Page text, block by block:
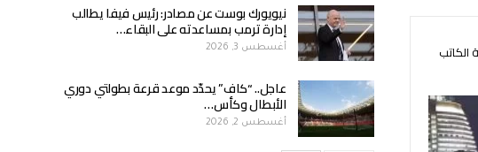
الكاتب
نيويورك بوست عن مصادر: رئيس فيفا يطالب
إدارة ترمب بمساعدته على البقاء…
أغسطس 3, 2026
عاجل.. “كاف” يحدّد موعد قرعة بطولتي دوري
الأبطال وكأس…
أغسطس 2, 2026